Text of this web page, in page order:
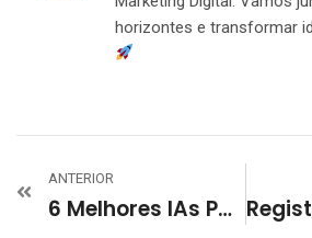
horizontes e transformar
ANTERIOR
6 Melhores IAs Para Criar Conteúdo: Descubra As Mais Eficientes!